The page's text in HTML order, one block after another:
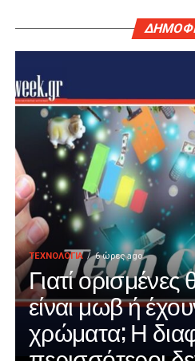
ΤΕΧΝΟΛΟΓΙΑ 6 ώρες ago
Γιατί ορισμένες
είναι μωβ ή
χρώματα; Η